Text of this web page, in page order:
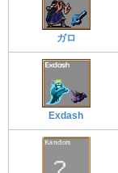
ガロ
Exdash